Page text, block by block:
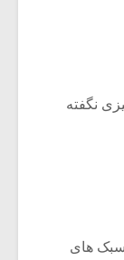
نگفته
های